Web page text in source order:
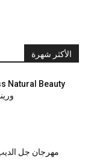
الأكثر شهرة